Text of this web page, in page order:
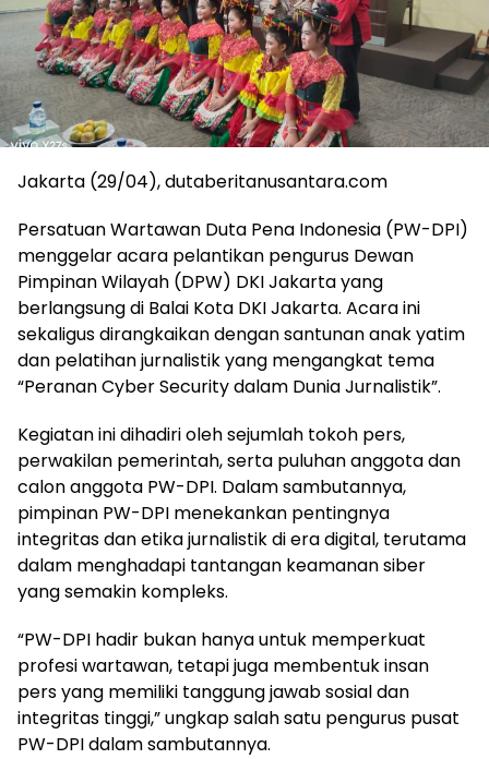
Jakarta (29/04), dutaberitanusantara.com
Persatuan Wartawan Duta Pena Indonesia (PW-DPI)
menggelar acara pelantikan pengurus Dewan
Pimpinan Wilayah (DPW) DKI Jakarta yang
berlangsung di Balai Kota DKI Jakarta. Acara ini
sekaligus dirangkaikan dengan santunan anak yatim
dan pelatihan jurnalistik yang mengangkat tema
“Peranan Cyber Security dalam Dunia Jurnalistik”.
Kegiatan ini dihadiri oleh sejumlah tokoh pers,
perwakilan pemerintah, serta puluhan anggota dan
calon anggota PW-DPI. Dalam sambutannya,
pimpinan PW-DPI menekankan pentingnya
integritas dan etika jurnalistik di era digital, terutama
dalam menghadapi tantangan keamanan siber
yang semakin kompleks.
“PW-DPI hadir bukan hanya untuk memperkuat
profesi wartawan, tetapi juga membentuk insan
pers yang memiliki tanggung jawab sosial dan
integritas tinggi,” ungkap salah satu pengurus pusat
PW-DPI dalam sambutannya.